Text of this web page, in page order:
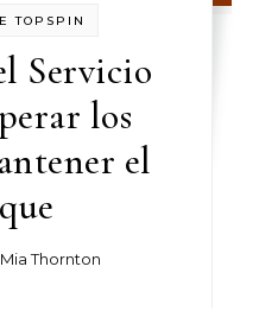
TOPSPIN
Servicio
los
el
Mia Thornton